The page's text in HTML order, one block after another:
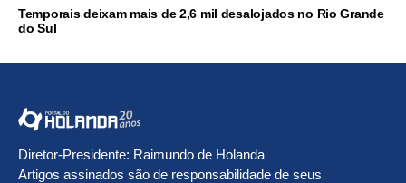
Temporais deixam mais de 2,6 mil desalojados no Rio Grande
do Sul
Diretor-Presidente: Raimundo de Holanda
Artigos assinados são de responsabilidade de seus